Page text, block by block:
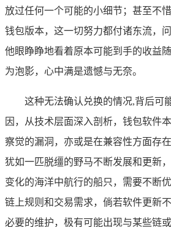
放过任何一个可能的小细节；甚至不
钱包版本，这一切努力都付诸东流，
他眼睁睁地看着原本可能到手的收益
为泡影，心中满是遗憾与无奈。
这种无法确认兑换的情况,背后可
因，从技术层面深入剖析，钱包软件
察觉的漏洞，亦或是在兼容性方面存
犹如一匹脱缰的野马不断发展和更新
变化的海洋中航行的船只，需要不断
链上规则和交易需求，倘若软件更新
必要的维护，极有可能出现与某些链